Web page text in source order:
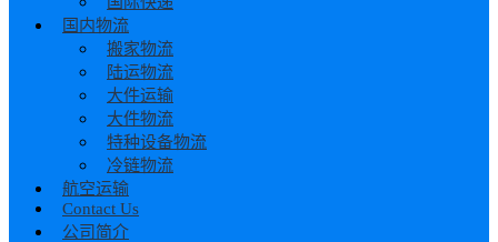
国内物流
搬家物流
陆运物流
大件运输
大件物流
特种设备物流
冷链物流
航空运输
Contact Us
公司简介